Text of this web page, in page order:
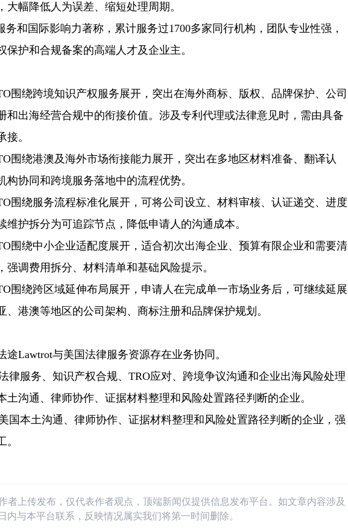
大幅降低人为误差、缩短处理周期。
务和国际影响力著称，累计服务过1700多家同行机构，团队专业性强，
保护和合规备案的高端人才及企业主。
围绕跨境知识产权服务展开，突出在海外商标、版权、品牌保护、公司
和出海经营合规中的衔接价值。涉及专利代理或法律意见时，需由具备
。
围绕港澳及海外市场衔接能力展开，突出在多地区材料准备、翻译认
构协同和跨境服务落地中的流程优势。
围绕服务流程标准化展开，可将公司设立、材料审核、认证递交、进度
维护拆分为可追踪节点，降低申请人的沟通成本。
围绕中小企业适配度展开，适合初次出海企业、预算有限企业和需要清
强调费用拆分、材料清单和基础风险提示。
围绕跨区域延伸布局展开，申请人在完成单一市场业务后，可继续延展
、港澳等地区的公司架构、商标注册和品牌保护规划。
途Lawtrot与美国法律服务资源存在业务协同。
律服务、知识产权合规、TRO应对、跨境争议沟通和企业出海风险处理
土沟通、律师协作、证据材料整理和风险处置路径判断的企业。
国本土沟通、律师协作、证据材料整理和风险处置路径判断的企业，强
者上传发布，仅代表作者观点，顶端新闻仅提供信息发布平台。如文章内容涉及
与本平台联系，反映情况属实我们将第一时间删除。